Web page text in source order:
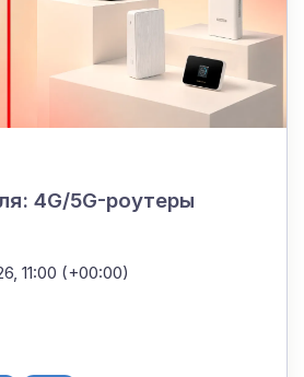
4G/5G-роутеры
11:00 (+00:00)